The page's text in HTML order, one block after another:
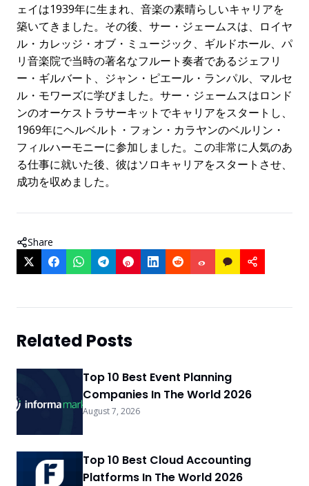
ェイは1939年に生まれ、音楽の素晴らしいキャリアを
築いてきました。その後、サー・ジェームスは、ロイヤ
ル・カレッジ・オブ・ミュージック、ギルドホール、パ
リ音楽院で当時の著名なフルート奏者であるジェフリ
ー・ギルバート、ジャン・ピエール・ランパル、マルセ
ル・モワーズに学びました。サー・ジェームスはロンド
ンのオーケストラサーキットでキャリアをスタートし、
1969年にヘルベルト・フォン・カラヤンのベルリン・
フィルハーモニーに参加しました。この非常に人気のあ
る仕事に就いた後、彼はソロキャリアをスタートさせ、
成功を収めました。
Share
Related Posts
Top 10 Best Event Planning
Companies In The World 2026
August 7, 2026
Top 10 Best Cloud Accounting
Platforms In The World 2026